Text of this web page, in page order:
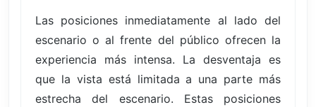
Las posiciones inmediatamente al lado del
escenario o al frente del público ofrecen la
experiencia más intensa. La desventaja es
que la vista está limitada a una parte más
estrecha del escenario. Estas posiciones